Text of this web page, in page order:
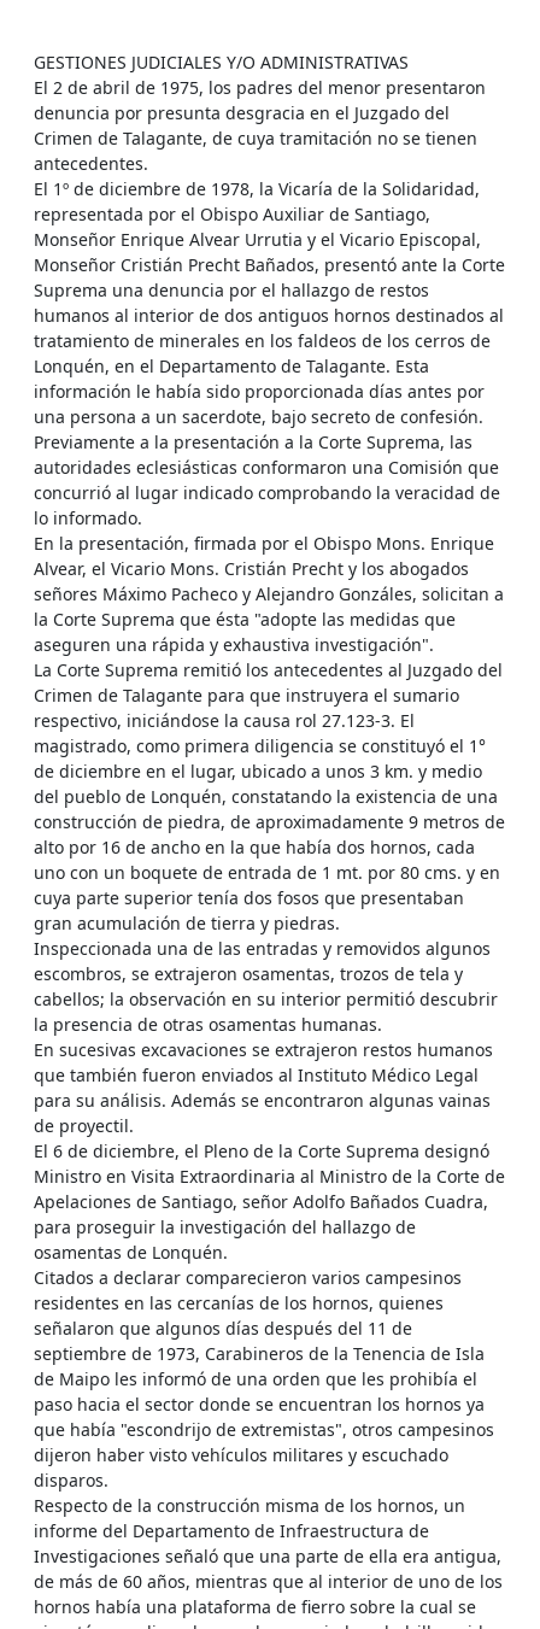
GESTIONES JUDICIALES Y/O ADMINISTRATIVAS
El 2 de abril de 1975, los padres del menor presentaron
denuncia por presunta desgracia en el Juzgado del
Crimen de Talagante, de cuya tramitación no se tienen
antecedentes.
El 1º de diciembre de 1978, la Vicaría de la Solidaridad,
representada por el Obispo Auxiliar de Santiago,
Monseñor Enrique Alvear Urrutia y el Vicario Episcopal,
Monseñor Cristián Precht Bañados, presentó ante la Corte
Suprema una denuncia por el hallazgo de restos
humanos al interior de dos antiguos hornos destinados al
tratamiento de minerales en los faldeos de los cerros de
Lonquén, en el Departamento de Talagante. Esta
información le había sido proporcionada días antes por
una persona a un sacerdote, bajo secreto de confesión.
Previamente a la presentación a la Corte Suprema, las
autoridades eclesiásticas conformaron una Comisión que
concurrió al lugar indicado comprobando la veracidad de
lo informado.
En la presentación, firmada por el Obispo Mons. Enrique
Alvear, el Vicario Mons. Cristián Precht y los abogados
señores Máximo Pacheco y Alejandro Gonzáles, solicitan a
la Corte Suprema que ésta "adopte las medidas que
aseguren una rápida y exhaustiva investigación".
La Corte Suprema remitió los antecedentes al Juzgado del
Crimen de Talagante para que instruyera el sumario
respectivo, iniciándose la causa rol 27.123-3. El
magistrado, como primera diligencia se constituyó el 1°
de diciembre en el lugar, ubicado a unos 3 km. y medio
del pueblo de Lonquén, constatando la existencia de una
construcción de piedra, de aproximadamente 9 metros de
alto por 16 de ancho en la que había dos hornos, cada
uno con un boquete de entrada de 1 mt. por 80 cms. y en
cuya parte superior tenía dos fosos que presentaban
gran acumulación de tierra y piedras.
Inspeccionada una de las entradas y removidos algunos
escombros, se extrajeron osamentas, trozos de tela y
cabellos; la observación en su interior permitió descubrir
la presencia de otras osamentas humanas.
En sucesivas excavaciones se extrajeron restos humanos
que también fueron enviados al Instituto Médico Legal
para su análisis. Además se encontraron algunas vainas
de proyectil.
El 6 de diciembre, el Pleno de la Corte Suprema designó
Ministro en Visita Extraordinaria al Ministro de la Corte de
Apelaciones de Santiago, señor Adolfo Bañados Cuadra,
para proseguir la investigación del hallazgo de
osamentas de Lonquén.
Citados a declarar comparecieron varios campesinos
residentes en las cercanías de los hornos, quienes
señalaron que algunos días después del 11 de
septiembre de 1973, Carabineros de la Tenencia de Isla
de Maipo les informó de una orden que les prohibía el
paso hacia el sector donde se encuentran los hornos ya
que había "escondrijo de extremistas", otros campesinos
dijeron haber visto vehículos militares y escuchado
disparos.
Respecto de la construcción misma de los hornos, un
informe del Departamento de Infraestructura de
Investigaciones señaló que una parte de ella era antigua,
de más de 60 años, mientras que al interior de uno de los
hornos había una plataforma de fierro sobre la cual se